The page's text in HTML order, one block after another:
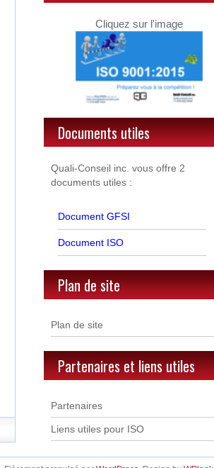
Cliquez sur l'image
Documents utiles
Quali-Conseil inc. vous offre 2
documents utiles :
Document GFSI
Document ISO
Plan de site
Plan de site
Partenaires et liens utiles
Partenaires
Liens utiles pour ISO